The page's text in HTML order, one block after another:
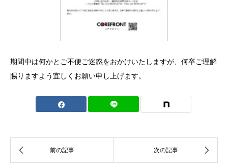
期間中は何かとご不便ご迷惑をおかけいたしますが、何卒ご理解
賜りますよう宜しくお願い申し上げます。